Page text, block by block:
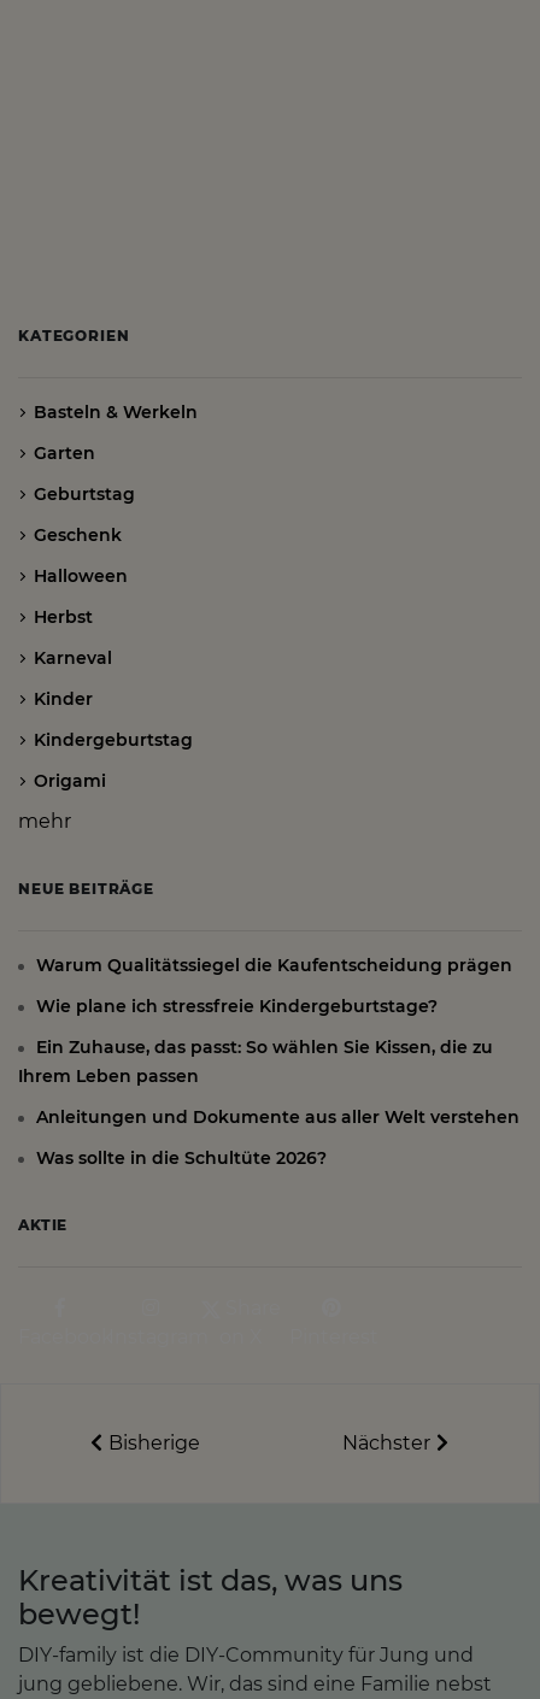
KATEGORIEN
Basteln & Werkeln
Garten
Geburtstag
Geschenk
Halloween
Herbst
Karneval
Kinder
Kindergeburtstag
Origami
mehr
NEUE BEITRÄGE
Warum Qualitätssiegel die Kaufentscheidung prägen
Wie plane ich stressfreie Kindergeburtstage?
Ein Zuhause, das passt: So wählen Sie Kissen, die zu
Ihrem Leben passen
Anleitungen und Dokumente aus aller Welt verstehen
Was sollte in die Schultüte 2026?
AKTIE
Bisherige Nächster
Kreativität ist das, was uns
bewegt!
DIY-family ist die DIY-Community für Jung und
jung gebliebene. Wir, das sind eine Familie nebst